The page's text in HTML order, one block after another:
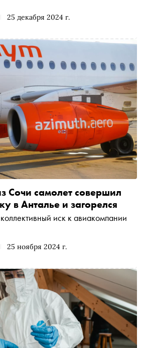
25 декабря 2024 г.
25 ноября 2024 г.
Сочи самолет совершил
в Анталье и загорелся
иск к авиакомпании